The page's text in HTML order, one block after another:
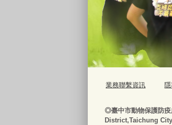
業務聯繫資訊
◎臺中市動物保護防
District,Taichung